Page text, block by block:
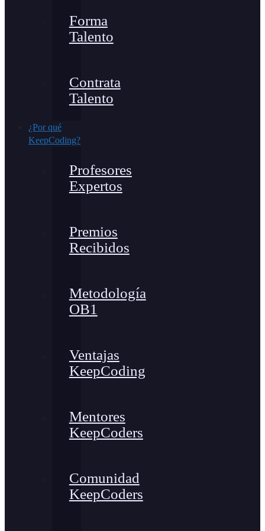
Forma
Talento
Contrata
Talento
¿Por qué
KeepCoding?
Profesores
Expertos
Premios
Recibidos
Metodología
OB1
Ventajas
KeepCoding
Mentores
KeepCoders
Comunidad
KeepCoders